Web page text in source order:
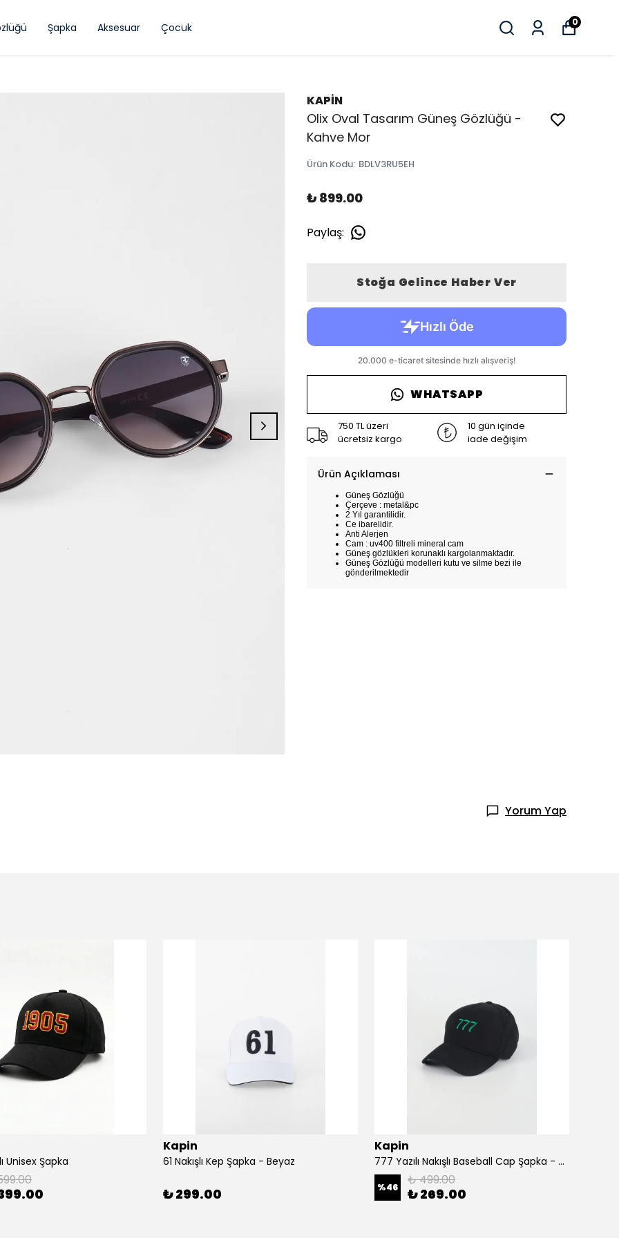
Şapka Aksesuar Çocuk 0
KAPİN
Olix Oval Tasarım Güneş Gözlüğü -
Kahve Mor
Ürün Kodu: BDLV3RU5EH
₺ 899.00
Paylaş:
Stoğa Gelince Haber Ver
WHATSAPP
750 TL üzeri
ücretsiz kargo
10 gün içinde
iade değişim
Ürün Açıklaması
Güneş Gözlüğü
Çerçeve : metal&pc
2 Yıl garantilidir.
Ce ibarelidir.
Anti Alerjen
Cam : uv400 filtreli mineral cam
Güneş gözlükleri korunaklı kargolanmaktadır.
Güneş Gözlüğü modelleri kutu ve silme bezi ile
gönderilmektedir
Yorum Yap
Unisex Şapka
Kapin
61 Nakışlı Kep Şapka - Beyaz
₺ 299.00
Kapin
777 Yazılı Nakışlı Baseball Cap Şapka - Siyah
%46 ₺ 499.00
₺ 269.00